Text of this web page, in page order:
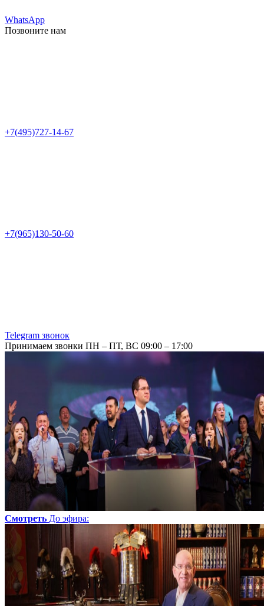
WhatsApp
Позвоните нам
+7(495)727-14-67
+7(965)130-50-60
Telegram звонок
Принимаем звонки ПН – ПТ, ВС 09:00 – 17:00
Смотреть До эфира: